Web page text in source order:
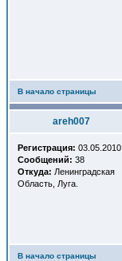
В начало страницы
areh007
Регистрация: 03.05.2010
Сообщений: 38
Откуда: Ленинградская
Область, Луга.
В начало страницы